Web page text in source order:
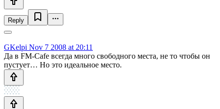
Reply
GKelpi Nov 7 2008 at 20:11
Да в FM-Cafe всегда много свободного места, не то чтобы он
пустует… Но это идеальное место.